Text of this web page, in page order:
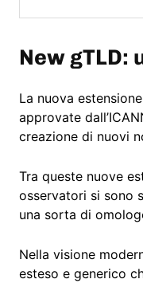
New gTLD:
La nuova estensione
approvate
creazione di nuovi
Tra queste nuove
osservatori si sono
una sorta di
Nella visione
esteso e generico